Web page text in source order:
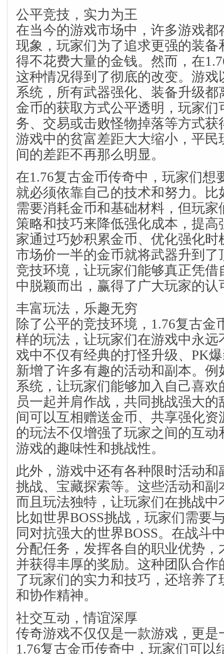
公平竞技，实力为王
在当今的游戏市场中，许多游戏都
现象，玩家们为了追求更强的装备
得不花费大量的金钱。然而，在
这种情况得到了彻底的改变。游戏
系统，所有武器强化、装备升级
金币的获取方式公平透明，玩家们
务、交易或击败怪物掉落等方式获
游戏中的贫富差距大大缩小，平民
间的差距不再那么明显。
在1.76复古金币传奇中，玩家们想
就必须依靠自己的技术和努力。比
需要消耗金币和基础材料，但玩
策略和技巧来降低强化成本，提高
家通过巧妙积累金币、优化强化时
市场价一半的金币就将武器升到了
竞技环境，让玩家们能够真正凭借
中脱颖而出，赢得了广大玩家的认
丰富玩法，乐趣无穷
除了公平的竞技环境，1.76复古金
样的玩法，让玩家们在游戏中永远
戏中不仅有经典的打怪升级、PK
新增了许多有趣的活动和副本。例
系统，让玩家们能够加入自己喜
员一起并肩作战，共同挑战强大
间可以互相赠送金币、共享强化
的玩法不仅增强了玩家之间的互动
游戏的趣味性和挑战性。
此外，游戏中还有各种限时活动和
挑战、宝藏探索等。这些活动和副
而且玩法独特，让玩家们在挑战中
比如世界BOSS挑战，玩家们需要
同对抗强大的世界BOSS。在战斗
分配任务，发挥各自的职业优势，
并获得丰厚的奖励。这种团队合作
了玩家们的实力和技巧，还培养
和协作精神。
社交互动，情谊深厚
传奇游戏不仅仅是一款游戏，更是
1.76复古金币传奇中，玩家们可以